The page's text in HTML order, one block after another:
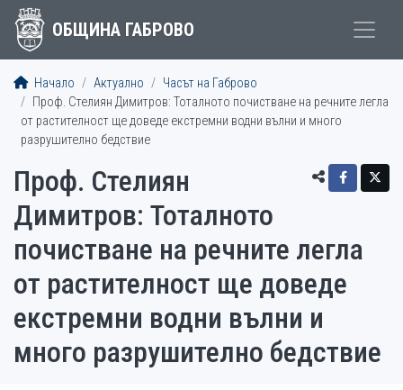
ОБЩИНА ГАБРОВО
Начало Актуално
Часът на Габрово
Проф. Стелиян Димитров: Тоталното почистване на речните легла
от растителност ще доведе екстремни водни вълни и много
разрушително бедствие
Проф. Стелиян
Димитров: Тоталното
почистване на речните легла
от растителност ще доведе
екстремни водни вълни и
много разрушително бедствие